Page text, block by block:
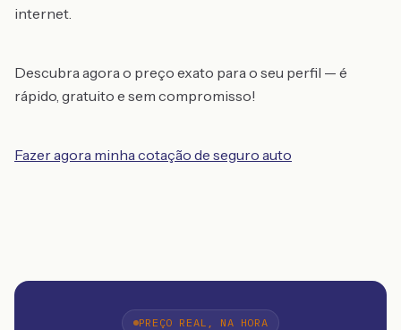
internet.
Descubra agora o preço exato para o seu perfil — é
rápido, gratuito e sem compromisso!
Fazer agora minha cotação de seguro auto
PREÇO REAL, NA HORA